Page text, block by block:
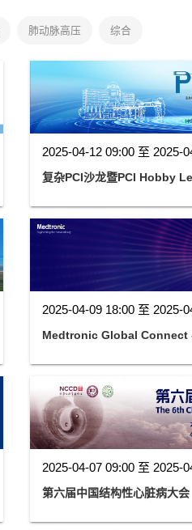
肺动脉高压 综合
2025-04-12 09:00 至 2025-
复杂PCI沙龙暨PCI Hobby
2025-04-09 18:00 至 2025-
Medtronic Global Connect
2025-04-07 09:00 至 2025-
第六届中国结构性心脏病大会